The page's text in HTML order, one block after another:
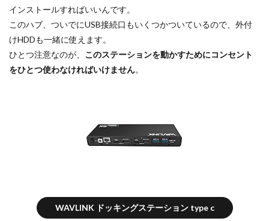
インストールすればいいんです。
このハブ、ついでにUSB接続口もいくつかついているので、外付
けHDDも一緒に使えます。
ひとつ注意なのが、 このステーションを動かすためにコンセント
をひとつ使わなければいけません。
WAVLINK ドッキングステーション type c